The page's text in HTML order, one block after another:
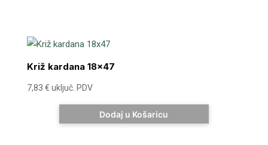
Križ kardana 18×47
7,83 € uključ. PDV
Dodaj u Košaricu